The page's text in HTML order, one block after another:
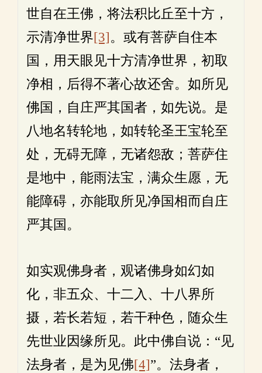
世自在王佛，将法积比丘至十方，
示清净世界[3]。或有菩萨自住本
国，用天眼见十方清净世界，初取
净相，后得不著心故还舍。如所见
佛国，自庄严其国者，如先说。是
八地名转轮地，如转轮圣王宝轮至
处，无碍无障，无诸怨敌；菩萨住
是地中，能雨法宝，满众生愿，无
能障碍，亦能取所见净国相而自庄
严其国。
如实观佛身者，观诸佛身如幻如
化，非五众、十二入、十八界所
摄，若长若短，若干种色，随众生
先世业因缘所见。此中佛自说：“见
法身者，是为见佛[4]”。法身者，